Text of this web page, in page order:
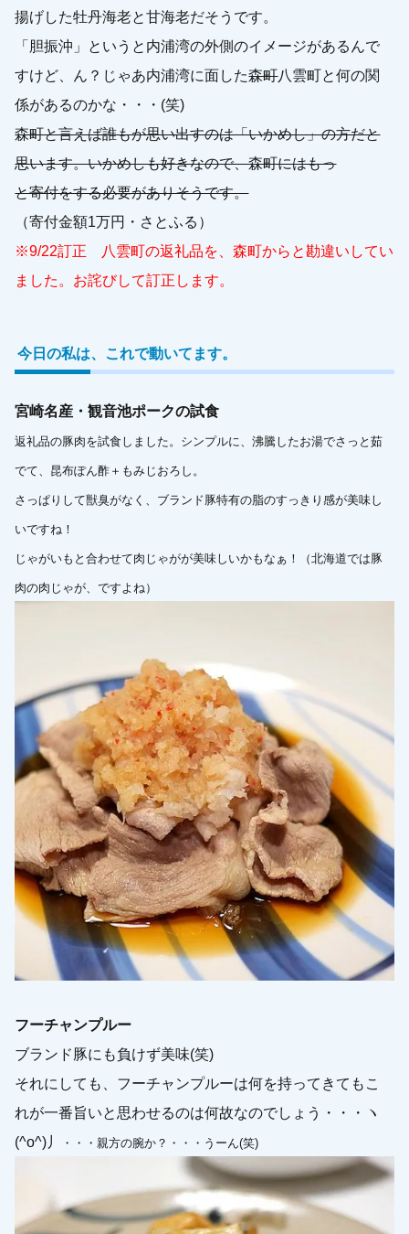
揚げした牡丹海老と甘海老だそうです。
「胆振沖」というと内浦湾の外側のイメージがあるんで
すけど、ん？じゃあ内浦湾に面した森町八雲町と何の関
係があるのかな・・・(笑)
森町と言えば誰もが思い出すのは「いかめし」の方だと
思います。いかめしも好きなので、森町にはもっ
と寄付をする必要がありそうです。
（寄付金額1万円・さとふる）
※9/22訂正 八雲町の返礼品を、森町からと勘違いしてい
ました。お詫びして訂正します。
今日の私は、これで動いてます。
宮崎名産・観音池ポークの試食
返礼品の豚肉を試食しました。シンプルに、沸騰したお湯でさっと茹
でて、昆布ぽん酢＋もみじおろし。
さっぱりして獣臭がなく、ブランド豚特有の脂のすっきり感が美味し
いですね！
じゃがいもと合わせて肉じゃがが美味しいかもなぁ！（北海道では豚
肉の肉じゃが、ですよね）
フーチャンプルー
ブランド豚にも負けず美味(笑)
それにしても、フーチャンプルーは何を持ってきてもこ
れが一番旨いと思わせるのは何故なのでしょう・・・ヽ
(^o^)丿
・・・親方の腕か？・・・うーん(笑)